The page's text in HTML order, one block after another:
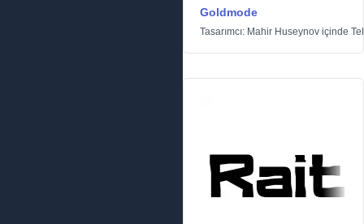
Goldmode
Tasarımcı: Mahir Huseynov içinde